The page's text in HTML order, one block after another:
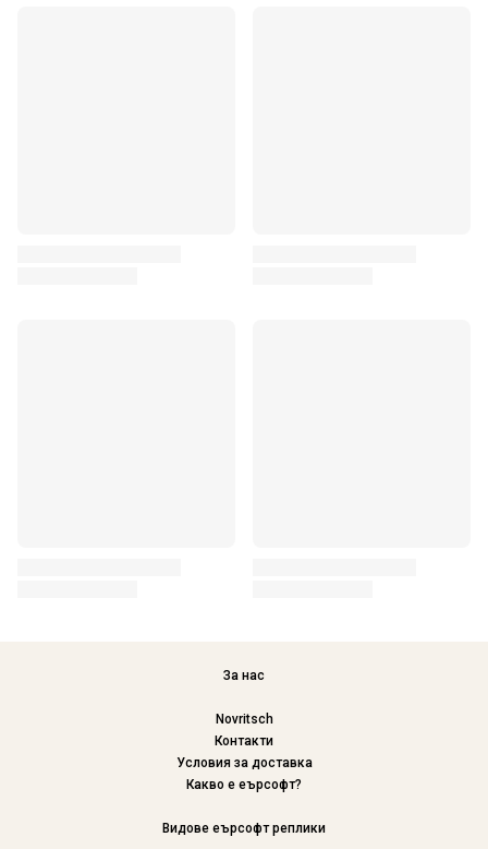
За нас
Novritsch
Контакти
Условия за доставка
Какво е еърсофт?
Видове еърсофт реплики